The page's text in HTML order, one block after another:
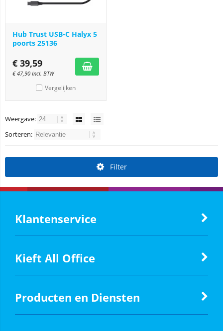
Hub Trust USB-C Halyx 5
poorts 25136
€ 39,59
€47,90 Incl. BTW
Vergelijken
Weergave:
Sorteren:
Filter
Klantenservice
Kieft All Office
Producten en Diensten